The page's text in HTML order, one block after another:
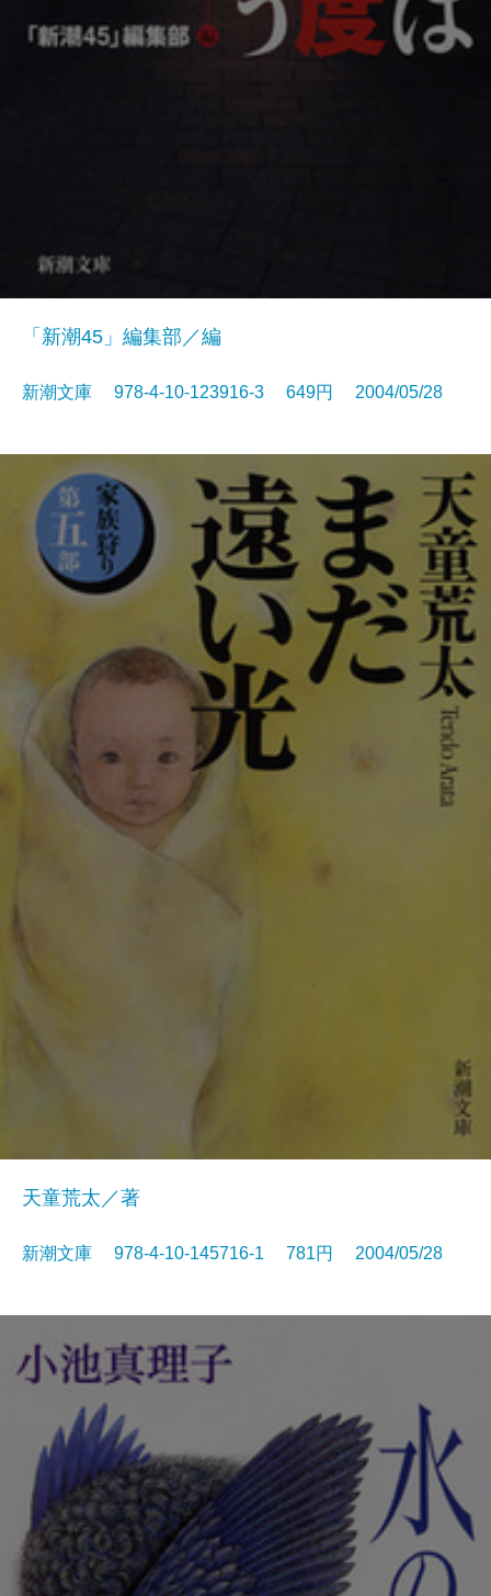
「新潮45」編集部／編
新潮文庫 978-4-10-123916-3 649円 2004/05/28
天童荒太／著
新潮文庫 978-4-10-145716-1 781円 2004/05/28